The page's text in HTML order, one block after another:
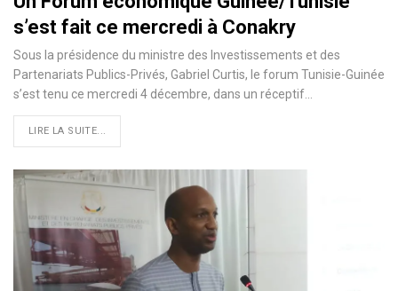
s’est fait ce mercredi à Conakry
Sous la présidence du ministre des Investissements et des
Partenariats Publics-Privés, Gabriel Curtis, le forum Tunisie-Guinée
s’est tenu ce mercredi 4 décembre, dans un réceptif…
LIRE LA SUITE...